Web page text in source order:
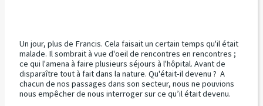
Un jour, plus de Francis. Cela faisait un certain temps qu'il était
malade. Il sombrait à vue d'oeil de rencontres en rencontres ;
ce qui l'amena à faire plusieurs séjours à l'hôpital. Avant de
disparaître tout à fait dans la nature. Qu'était-il devenu ? A
chacun de nos passages dans son secteur, nous ne pouvions
nous empêcher de nous interroger sur ce qu’il était devenu.